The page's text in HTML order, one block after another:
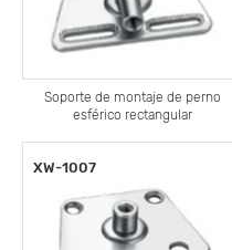
Soporte de montaje de perno
esférico rectangular
XW-1007